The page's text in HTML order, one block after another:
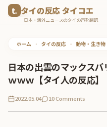
タイの反応 タイコエ
日本・海外ニュースのタイの声を翻訳
ホーム • タイの反応 • 動物・生き物
日本の出雲のマックス
ｗｗｗ【タイ人の反応】
2022.05.04 10 Comments